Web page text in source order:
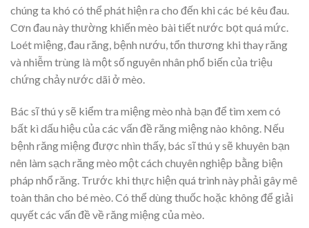
chúng ta khó có thể phát hiện ra cho đến khi các bé kêu đau.
Cơn đau này thường khiến mèo bài tiết nước bọt quá mức.
Loét miệng, đau răng, bệnh nướu, tổn thương khi thay răng
và nhiễm trùng là một số nguyên nhân phổ biến của triệu
chứng chảy nước dãi ở mèo.
Bác sĩ thú y sẽ kiểm tra miệng mèo nhà bạn để tìm xem có
bất kì dấu hiệu của các vấn đề răng miệng nào không. Nếu
bệnh răng miệng được nhìn thấy, bác sĩ thú y sẽ khuyên bạn
nên làm sạch răng mèo một cách chuyên nghiệp bằng biện
pháp nhổ răng. Trước khi thực hiện quá trình này phải gây mê
toàn thân cho bé mèo. Có thể dùng thuốc hoặc không để giải
quyết các vấn đề về răng miệng của mèo.